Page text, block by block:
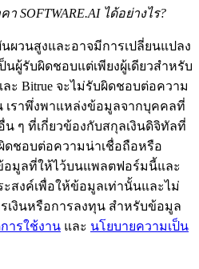
SOFTWARE.AI ได้อย่างไร?
ผวนสูงและอาจมีการเปลี่ยนแปลง
นผู้รับผิดชอบแต่เพียงผู้เดียวสำหรับ
Bitrue จะไม่รับผิดชอบต่อความ
เราพึ่งพาแหล่งข้อมูลจากบุคคลที่
ๆ ที่เกี่ยวข้องกับสกุลเงินดิจิทัลที่
ดชอบต่อความน่าเชื่อถือหรือ
มูลที่ให้ไว้บนแพลตฟอร์มนี้และ
ะสงค์เพื่อให้ข้อมูลเท่านั้นและไม่
เงินหรือการลงทุน สำหรับข้อมูล
ารใช้งาน และ นโยบายความเป็น